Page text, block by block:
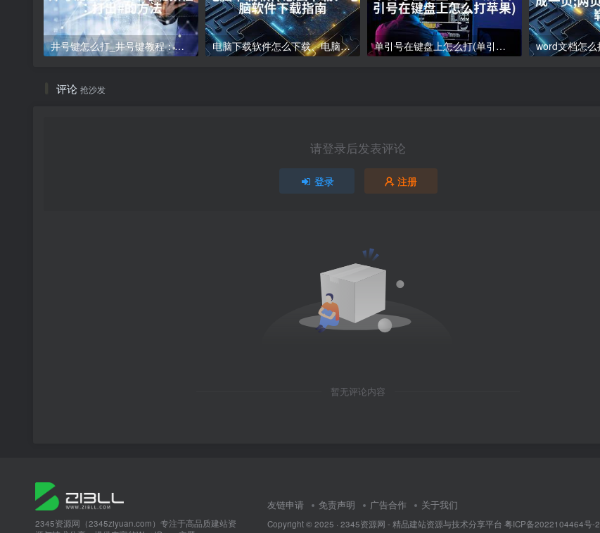
井号键怎么打_井号键教程：打出#的方法 电脑下载软件怎么下载、电脑软件下载指南 单引号在键盘上怎么打(单引号在键盘上怎么打苹果)
评论 抢沙发
请登录后发表评论
登录 注册
暂无评论内容
2345资源网（2345ziyuan.com）专注于高品质建站资
友链申请 免责声明 广告合作 关于我们
Copyright © 2025 · 2345资源网 - 精品建站资源与技术分享平台 粤ICP备2022104464号-2